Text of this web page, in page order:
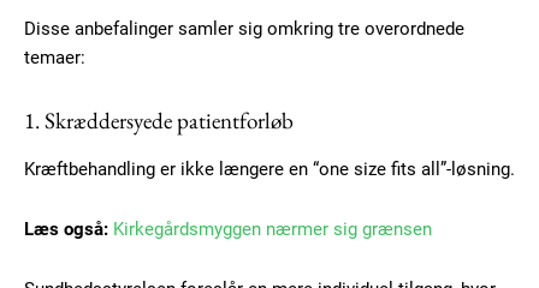
Disse anbefalinger samler sig omkring tre overordnede
temaer:
1. Skræddersyede patientforløb
Kræftbehandling er ikke længere en “one size fits all”-løsning.
Læs også: Kirkegårdsmyggen nærmer sig grænsen